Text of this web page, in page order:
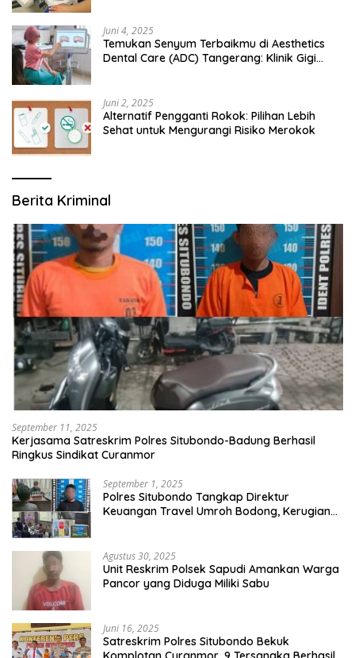
Juni 4, 2025
Temukan Senyum Terbaikmu di Aesthetics
Dental Care (ADC) Tangerang: Klinik Gigi
Juni 2, 2025
Alternatif Pengganti Rokok: Pilihan Lebih
Sehat untuk Mengurangi Risiko Merokok
Berita Kriminal
September 11, 2025
Kerjasama Satreskrim Polres Situbondo-Badung Berhasil
Ringkus Sindikat Curanmor
September 1, 2025
Polres Situbondo Tangkap Direktur
Keuangan Travel Umroh Bodong, Kerugian
Agustus 30, 2025
Unit Reskrim Polsek Sapudi Amankan Warga
Pancor yang Diduga Miliki Sabu
Juni 16, 2025
Satreskrim Polres Situbondo Bekuk